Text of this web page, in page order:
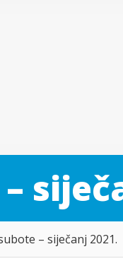
– siječanj 2021.